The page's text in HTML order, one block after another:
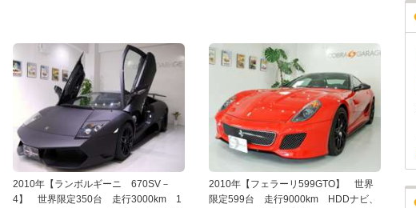
2010年【ランボルギーニ 670SV－
4】 世界限定350台 走行3000km 1
2010年【フェラーリ599GTO】 世界
限定599台 走行9000km HDDナビ、